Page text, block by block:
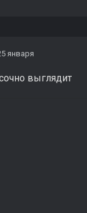
января
выглядит